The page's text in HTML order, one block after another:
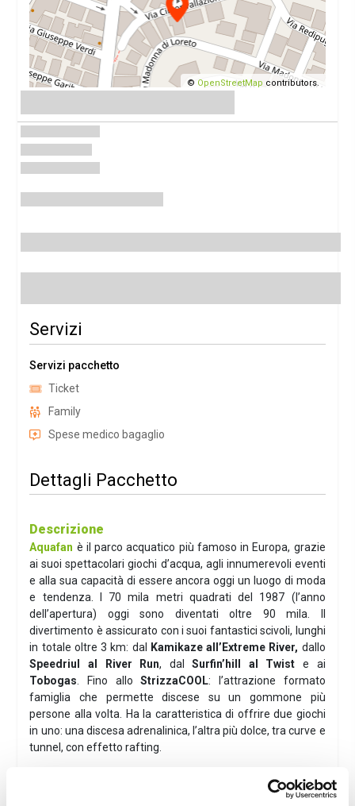
© OpenStreetMap contributors.
Servizi
Servizi pacchetto
Ticket
Family
Spese medico bagaglio
Dettagli Pacchetto
Descrizione
Aquafan è il parco acquatico più famoso in Europa, grazie
ai suoi spettacolari giochi d’acqua, agli innumerevoli eventi
e alla sua capacità di essere ancora oggi un luogo di moda
e tendenza. I 70 mila metri quadrati del 1987 (l’anno
dell’apertura) oggi sono diventati oltre 90 mila. Il
divertimento è assicurato con i suoi fantastici scivoli, lunghi
in totale oltre 3 km: dal
Kamikaze all’Extreme River, dallo
Speedriul al River Run, dalSurfin’hill al Twist e ai
Tobogas . Fino alloStrizzaCOOL: l’attrazione formato
famiglia che permette discese su un gommone più
persone alla volta. Ha la caratteristica di offrire due giochi
in uno: una discesa adrenalinica, l’altra più dolce, tra curve e
tunnel, con effetto rafting.
a due passi dal